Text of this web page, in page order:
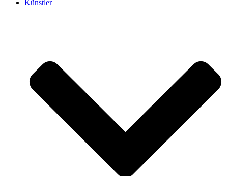
Buchbesprechungen von Harald Schwiers
Haralds Streifzüge
Hörtipps von Harald Schwiers
Kunstausflüge mit Sigrid Balke
Marc Peschke – Out of The Länd
Buchtipps von Uli Rothfuss
Künstler